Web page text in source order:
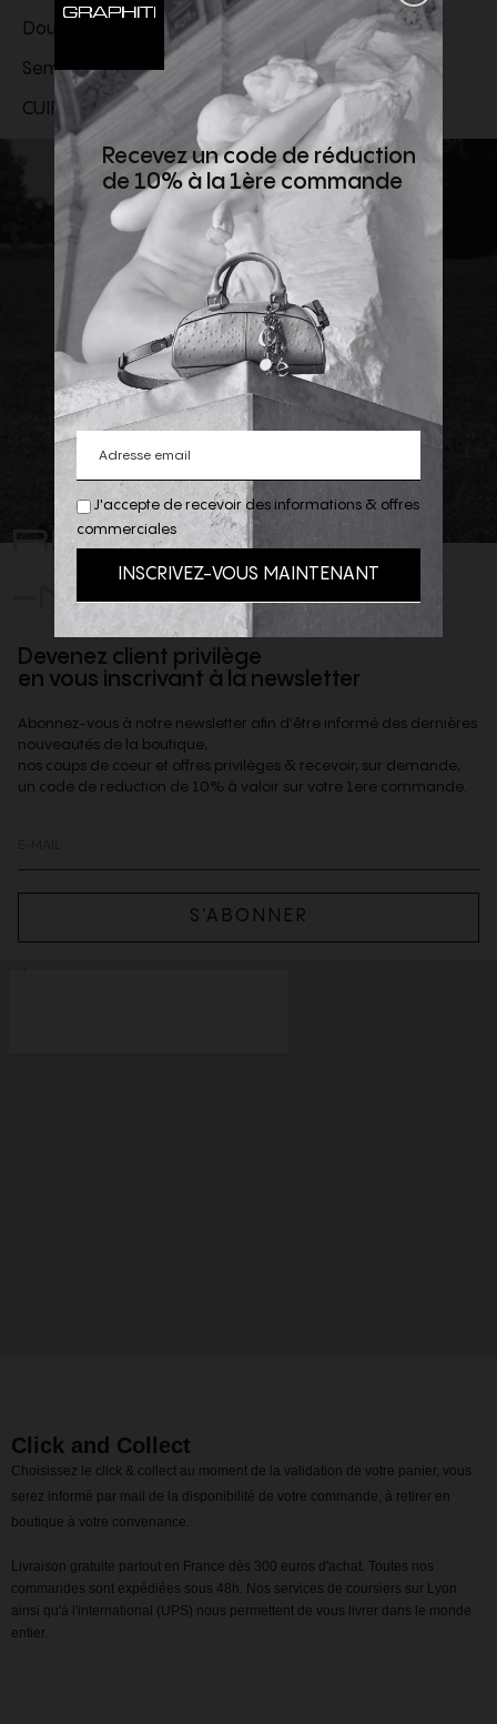
Doublure en cuir
Semelle en cuir et polyuréthane expansé léger
CUIR VÉRITABLE
REJOIGNEZ
-NOUS
Devenez client privilège
en vous inscrivant à la newsletter
Abonnez-vous à notre newsletter afin d'être informé des dernières
nouveautés de la boutique,
nos coups de coeur et offres privilèges & recevoir, sur demande,
un code de reduction de 10% à valoir sur votre 1ere commande.
S’ABONNER
Click and Collect
Choisissez le click & collect au moment de la validation de votre panier, vous
serez informé par mail de la disponibilité de votre commande, à retirer en
boutique à votre convenance.
Livraison gratuite partout en France dès 300 euros d'achat. Toutes nos
commandes sont expédiées sous 48h. Nos services de coursiers sur Lyon
ainsi qu'à l'international (UPS) nous permettent de vous livrer dans le monde
entier.
J'accepte de recevoir des informations & offres
commerciales
Recevez un code de réduction
de 10% à la 1ère commande